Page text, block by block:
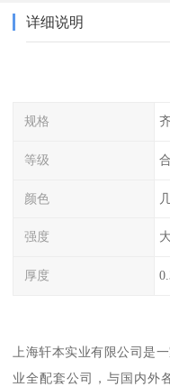
详细说明
规格
等级
颜色
强度
厚度
上海轩本实业有限公司是
业全配套公司，与国内外